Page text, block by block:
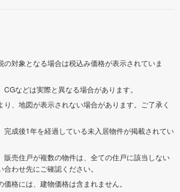
の対象となる場合は税込み価格が表示されていま
などは実際と異なる場合があります。
り、地図が表示されない場合があります。ご了承く
完成後1年を経過している未入居物件が掲載されてい
販売住戸が複数の物件は、全ての住戸に該当しない
わせ先にご確認ください。
価格には、建物価格は含まれません。